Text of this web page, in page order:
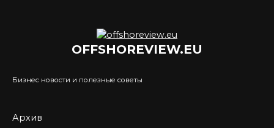
OFFSHOREVIEW.EU
Бизнес новости и полезные советы
Архив